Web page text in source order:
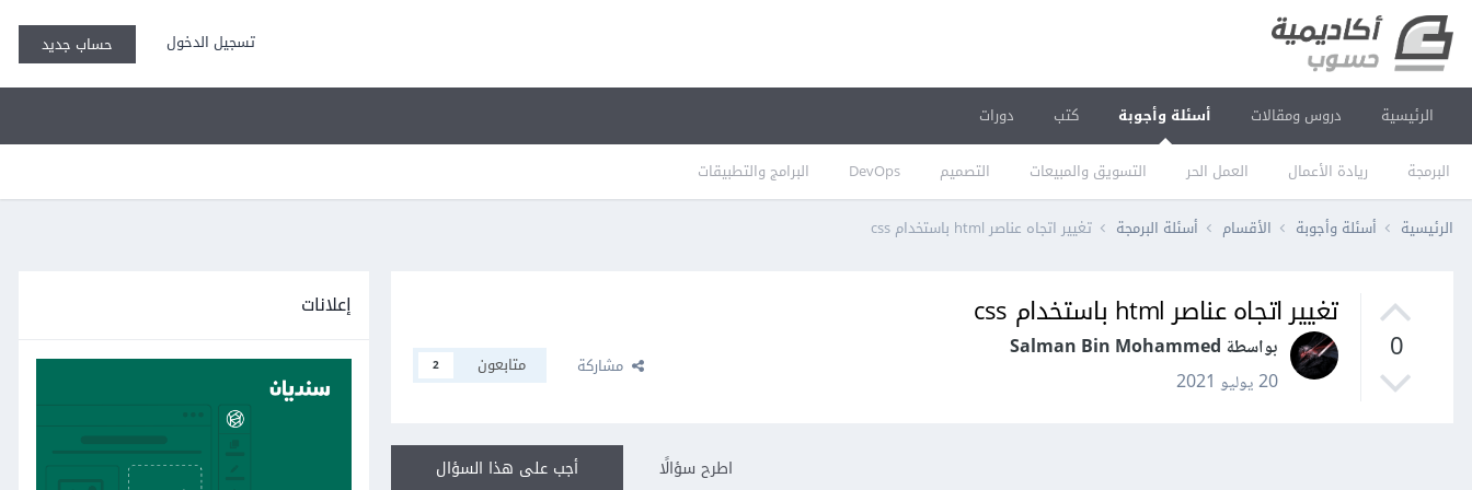
تسجيل الدخول حساب جديد
الرئيسية دروس ومقالات أسئلة وأجوبة
البرمجة ريادة الأعمال العمل الحر التسويق والمبيعات التصميم DevOps البرامج والتطبيقات
كتب دورات
الرئيسية أسئلة وأجوبة الأقسام أسئلة البرمجة تغيير اتجاه عناصر html باستخدام css
0
تغيير اتجاه عناصر html باستخدام css
بواسطة Salman Bin Mohammed
20 يوليو 2021
مشاركة متابعون 2
أجب على هذا السؤال اطرح سؤالًا
إعلانات